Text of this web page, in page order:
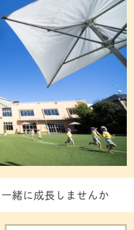
緒に成長しませんか